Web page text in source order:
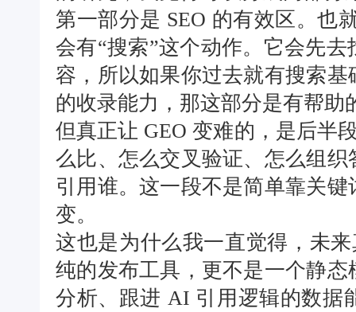
第一部分是 SEO 的有效区。也
会有“搜索”这个动作。它会先
容，所以如果你过去就有搜索
的收录能力，那这部分是有帮助
但真正让 GEO 变难的，是后半
么比、怎么交叉验证、怎么组
引用谁。这一段不是简单靠关
变。
这也是为什么我一直觉得，未
纯的发布工具，更不是一个静
分析、跟进 AI 引用逻辑的数据